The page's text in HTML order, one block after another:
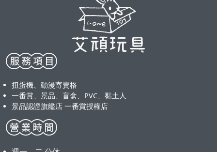
扭蛋機、動漫寄賣格
一番賞、景品、盲盒、PVC、黏土人
景品認證旗艦店 一番賞授權店